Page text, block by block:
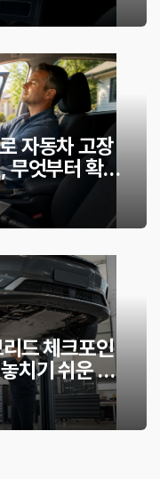
자동차 고장
무엇부터 확인
드 체크포인
치기 쉬운 위